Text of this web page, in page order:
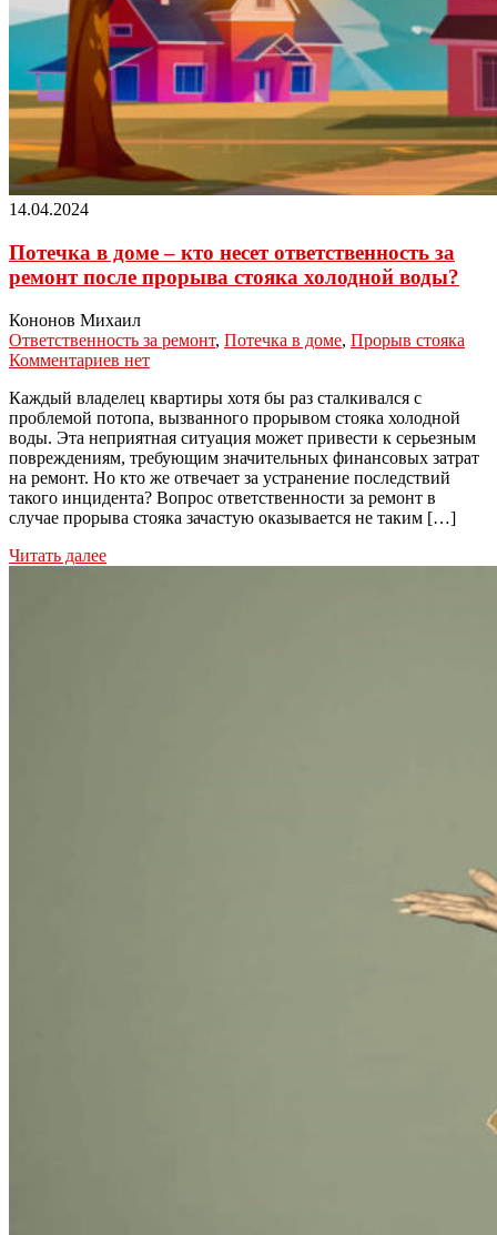
14.04.2024
Потечка в доме – кто несет ответственность за
ремонт после прорыва стояка холодной воды?
Кононов Михаил
Ответственность за ремонт, Потечка в доме, Прорыв стояка
Комментариев нет
Каждый владелец квартиры хотя бы раз сталкивался с
проблемой потопа, вызванного прорывом стояка холодной
воды. Эта неприятная ситуация может привести к серьезным
повреждениям, требующим значительных финансовых затрат
на ремонт. Но кто же отвечает за устранение последствий
такого инцидента? Вопрос ответственности за ремонт в
случае прорыва стояка зачастую оказывается не таким […]
Читать далее